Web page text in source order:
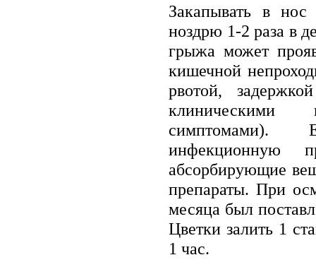
Закапывать в
ноздрю 1-2 раза в
грыжа может
кишечной
рвотой,
клиническими
симптомами).
инфекционную
абсорбирующие
препараты. При
месяца был
Цветки залить 1
1 час.